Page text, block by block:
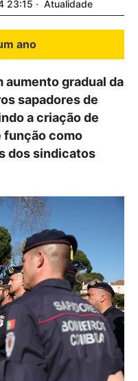
23:15 Atualidade
ano
aumento gradual da
sapadores de
a criação de
função como
dos sindicatos